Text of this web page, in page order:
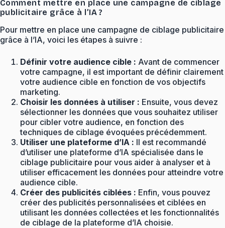
Comment mettre en place une campagne de ciblage
publicitaire grâce à l’IA ?
Pour mettre en place une campagne de ciblage publicitaire
grâce à l’IA, voici les étapes à suivre :
Définir votre audience cible : Avant de commencer
votre campagne, il est important de définir clairement
votre audience cible en fonction de vos objectifs
marketing.
Choisir les données à utiliser : Ensuite, vous devez
sélectionner les données que vous souhaitez utiliser
pour cibler votre audience, en fonction des
techniques de ciblage évoquées précédemment.
Utiliser une plateforme d’IA : Il est recommandé
d’utiliser une plateforme d’IA spécialisée dans le
ciblage publicitaire pour vous aider à analyser et à
utiliser efficacement les données pour atteindre votre
audience cible.
Créer des publicités ciblées : Enfin, vous pouvez
créer des publicités personnalisées et ciblées en
utilisant les données collectées et les fonctionnalités
de ciblage de la plateforme d’IA choisie.